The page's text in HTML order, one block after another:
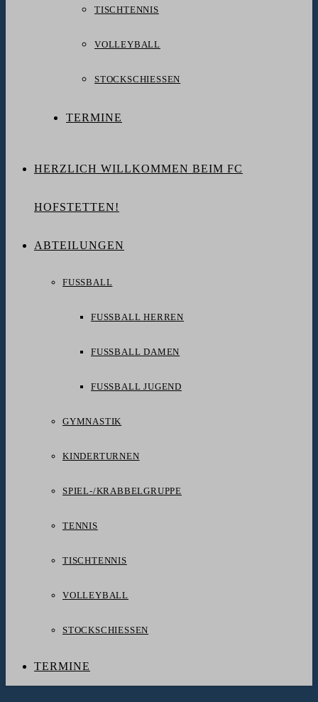
TISCHTENNIS
VOLLEYBALL
STOCKSCHIESSEN
TERMINE
HERZLICH WILLKOMMEN BEIM FC
HOFSTETTEN!
ABTEILUNGEN
FUSSBALL
FUSSBALL HERREN
FUSSBALL DAMEN
FUSSBALL JUGEND
GYMNASTIK
KINDERTURNEN
SPIEL-/KRABBELGRUPPE
TENNIS
TISCHTENNIS
VOLLEYBALL
STOCKSCHIESSEN
TERMINE